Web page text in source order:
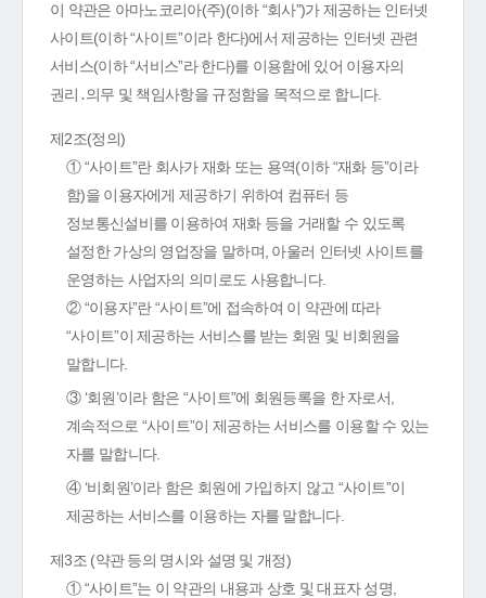
이 약관은 아마노코리아(주)(이하 “회사”)가 제공하는 인터넷
사이트(이하 “사이트”이라 한다)에서 제공하는 인터넷 관련
서비스(이하 “서비스”라 한다)를 이용함에 있어 이용자의
권리․의무 및 책임사항을 규정함을 목적으로 합니다.
제2조(정의)
① “사이트”란 회사가 재화 또는 용역(이하 “재화 등”이라
함)을 이용자에게 제공하기 위하여 컴퓨터 등
정보통신설비를 이용하여 재화 등을 거래할 수 있도록
설정한 가상의 영업장을 말하며, 아울러 인터넷 사이트를
운영하는 사업자의 의미로도 사용합니다.
② “이용자”란 “사이트”에 접속하여 이 약관에 따라
“사이트”이 제공하는 서비스를 받는 회원 및 비회원을
말합니다.
③ ‘회원’이라 함은 “사이트”에 회원등록을 한 자로서,
계속적으로 “사이트”이 제공하는 서비스를 이용할 수 있는
자를 말합니다.
④ ‘비회원’이라 함은 회원에 가입하지 않고 “사이트”이
제공하는 서비스를 이용하는 자를 말합니다.
제3조 (약관 등의 명시와 설명 및 개정)
① “사이트”는 이 약관의 내용과 상호 및 대표자 성명,